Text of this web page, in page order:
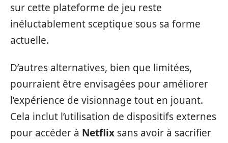
sur cette plateforme de jeu reste
inéluctablement sceptique sous sa forme
actuelle.
D’autres alternatives, bien que limitées,
pourraient être envisagées pour améliorer
l’expérience de visionnage tout en jouant.
Cela inclut l’utilisation de dispositifs externes
pour accéder à Netflix sans avoir à sacrifier